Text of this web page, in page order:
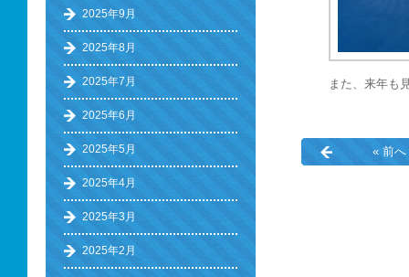
また、来年も
« 前へ
2025年9月
2025年8月
2025年7月
2025年6月
2025年5月
2025年4月
2025年3月
2025年2月